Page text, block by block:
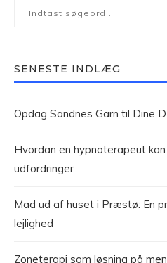
SENESTE INDLÆG
Opdag Sandnes Garn til Dine
Hvordan en hypnoterapeut
udfordringer
Mad ud af huset i Præstø: En
lejlighed
Zoneterapi som løsning på